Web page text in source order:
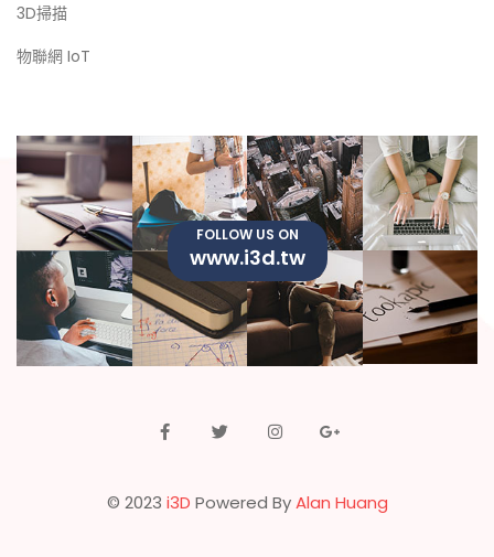
3D掃描
物聯網 IoT
FOLLOW US ON
www.i3d.tw
© 2023 i3D Powered ByAlan Huang